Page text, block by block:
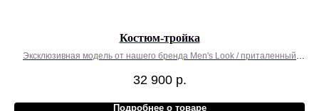
Костюм-тройка
Эксклюзивная модель от нашего бренда Men's Look / приталенный
32 900 р.
Подробнее о товаре